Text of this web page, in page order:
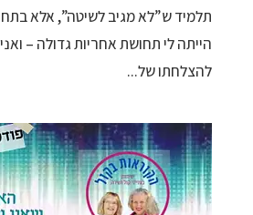
תלמיד ש”לא מגיב לשיטה”, אלא
הייתה לי תחושת אחריות גדולה –
להצלחתו של...